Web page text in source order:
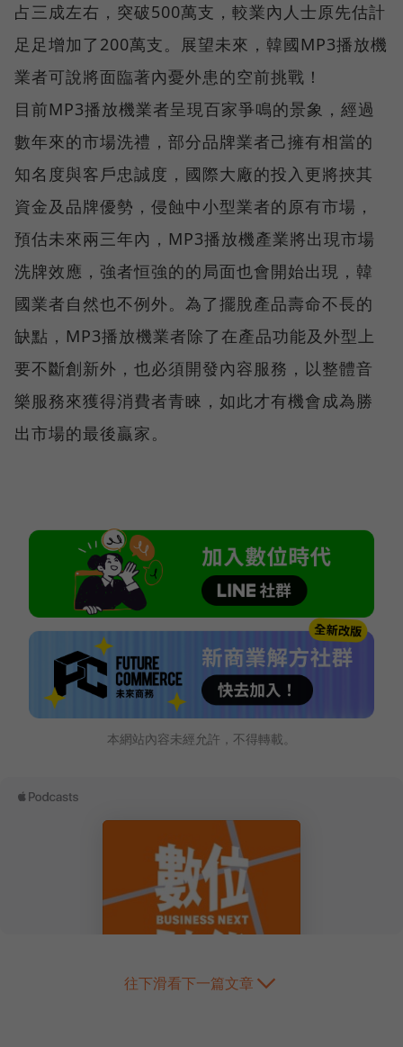
占三成左右，突破500萬支，較業內人士原先估計
足足增加了200萬支。展望未來，韓國MP3播放機
業者可說將面臨著內憂外患的空前挑戰！
目前MP3播放機業者呈現百家爭鳴的景象，經過
數年來的市場洗禮，部分品牌業者己擁有相當的
知名度與客戶忠誠度，國際大廠的投入更將挾其
資金及品牌優勢，侵蝕中小型業者的原有市場，
預估未來兩三年內，MP3播放機產業將出現市場
洗牌效應，強者恒強的的局面也會開始出現，韓
國業者自然也不例外。為了擺脫產品壽命不長的
缺點，MP3播放機業者除了在產品功能及外型上
要不斷創新外，也必須開發內容服務，以整體音
樂服務來獲得消費者青睞，如此才有機會成為勝
出市場的最後贏家。
本網站內容未經允許，不得轉載。
往下滑看下一篇文章